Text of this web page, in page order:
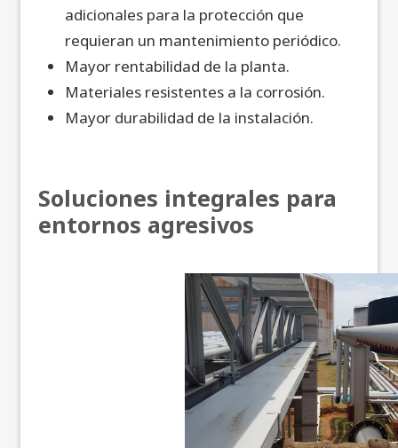
adicionales para la protección que
requieran un mantenimiento periódico.
Mayor rentabilidad de la planta.
Materiales resistentes a la corrosión.
Mayor durabilidad de la instalación.
Soluciones integrales para
entornos agresivos